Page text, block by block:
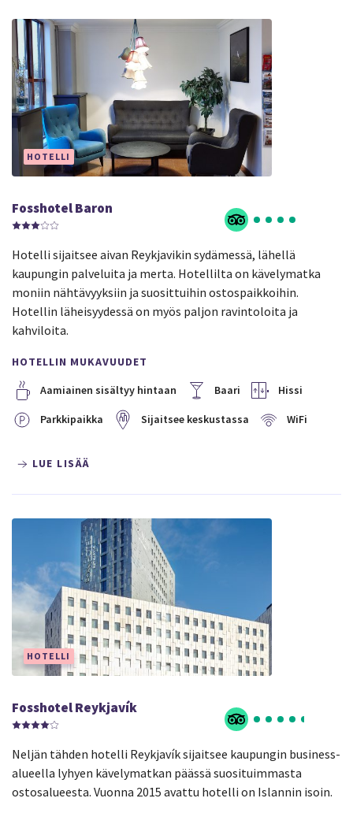
HOTELLI
Fosshotel Baron
Hotelli sijaitsee aivan Reykjavikin sydämessä, lähellä
kaupungin palveluita ja merta. Hotellilta on kävelymatka
moniin nähtävyyksiin ja suosittuihin ostospaikkoihin.
Hotellin läheisyydessä on myös paljon ravintoloita ja
kahviloita.
HOTELLIN MUKAVUUDET
Aamiainen sisältyy hintaan
Baari Hissi
Parkkipaikka Sijaitsee keskustassa WiFi
LUE LISÄÄ
HOTELLI
Fosshotel Reykjavík
Neljän tähden hotelli Reykjavík sijaitsee kaupungin business-
alueella lyhyen kävelymatkan päässä suosituimmasta
ostosalueesta. Vuonna 2015 avattu hotelli on Islannin isoin.